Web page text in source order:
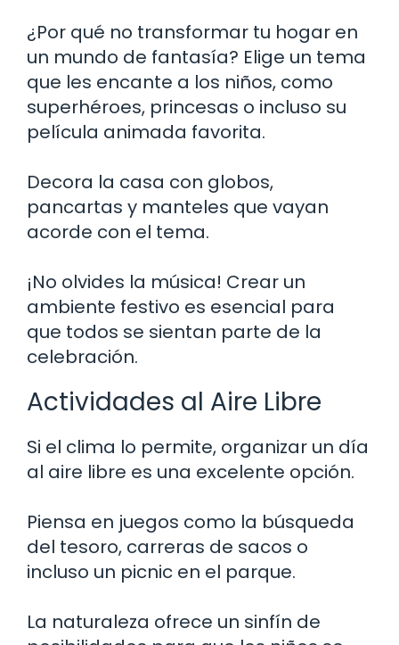
¿Por qué no transformar tu hogar en
un mundo de fantasía? Elige un tema
que les encante a los niños, como
superhéroes, princesas o incluso su
película animada favorita.
Decora la casa con globos,
pancartas y manteles que vayan
acorde con el tema.
¡No olvides la música! Crear un
ambiente festivo es esencial para
que todos se sientan parte de la
celebración.
Actividades al Aire Libre
Si el clima lo permite, organizar un día
al aire libre es una excelente opción.
Piensa en juegos como la búsqueda
del tesoro, carreras de sacos o
incluso un picnic en el parque.
La naturaleza ofrece un sinfín de